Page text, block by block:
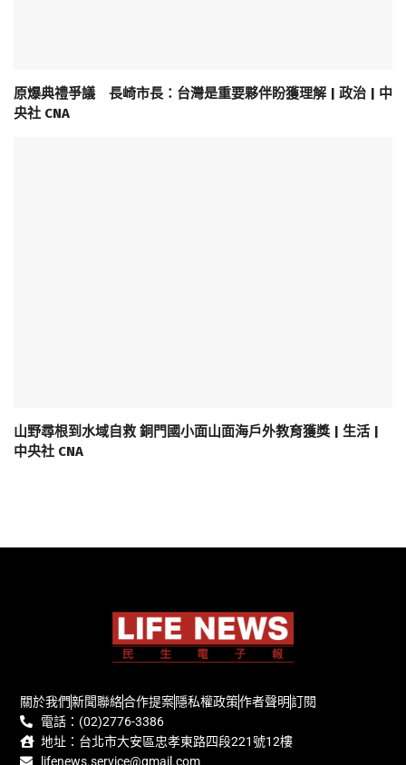
原爆典禮爭議 長崎市長：台灣是重要夥伴盼獲理解 | 政治 | 中
央社 CNA
山野尋根到水域自救 銅門國小面山面海戶外教育獲獎 | 生活 |
中央社 CNA
關於我們新聞聯絡合作提案隱私權政策作者聲明訂閱
電話：(02)2776-3386
地址：台北市大安區忠孝東路四段221號12樓
lifenews.service@gmail.com